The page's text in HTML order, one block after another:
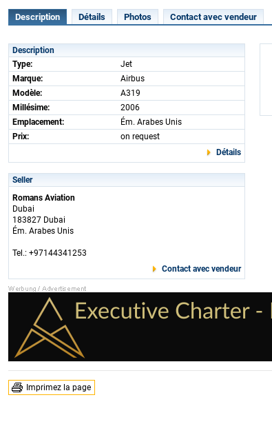
Description Détails Photos Contact avec vendeur
Description
Type:
Jet
Marque:
Airbus
Modèle:
A319
Millésime:
2006
Emplacement:
Ém. Arabes Unis
Prix:
on request
Détails
Seller
Romans Aviation
Dubai
183827 Dubai
Ém. Arabes Unis
Tel.: +97144341253
Contact avec vendeur
Imprimez la page